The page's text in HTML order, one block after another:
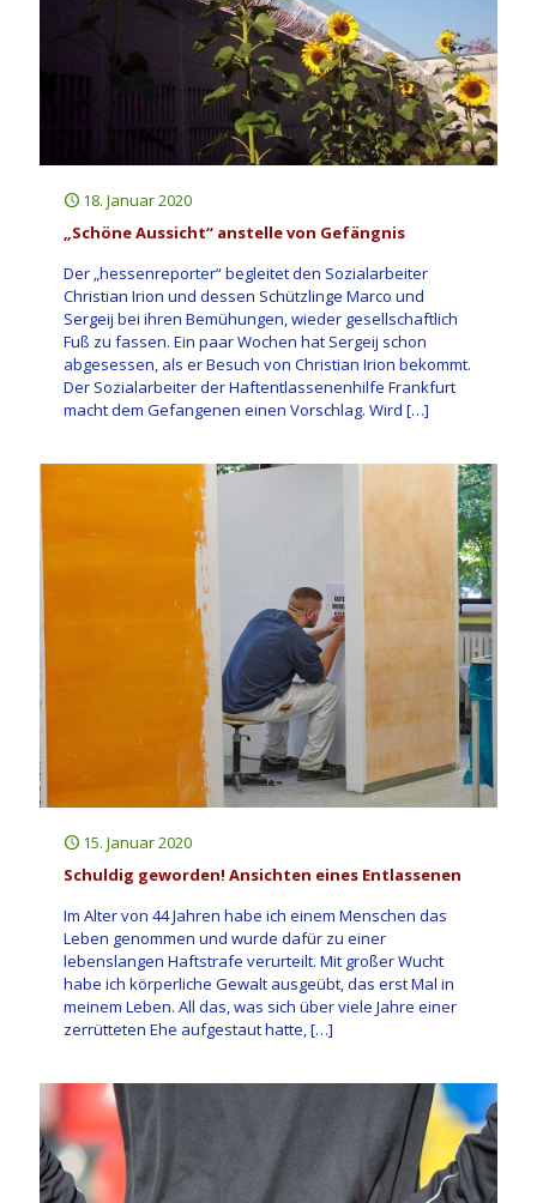
18. Januar 2020
„Schöne Aussicht“ anstelle von Gefängnis
Der „hessenreporter“ begleitet den Sozialarbeiter
Christian Irion und dessen Schützlinge Marco und
Sergeij bei ihren Bemühungen, wieder gesellschaftlich
Fuß zu fassen. Ein paar Wochen hat Sergeij schon
abgesessen, als er Besuch von Christian Irion bekommt.
Der Sozialarbeiter der Haftentlassenenhilfe Frankfurt
macht dem Gefangenen einen Vorschlag. Wird […]
15. Januar 2020
Schuldig geworden! Ansichten eines Entlassenen
Im Alter von 44 Jahren habe ich einem Menschen das
Leben genommen und wurde dafür zu einer
lebenslangen Haftstrafe verurteilt. Mit großer Wucht
habe ich körperliche Gewalt ausgeübt, das erst Mal in
meinem Leben. All das, was sich über viele Jahre einer
zerrütteten Ehe aufgestaut hatte,[…]